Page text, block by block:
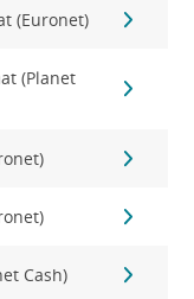
(Euronet)
(Planet
Cash)